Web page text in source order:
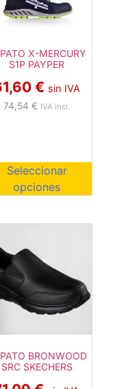
X-MERCURY
S1P PAYPER
€ sin IVA
74,54€ IVA incl.
Seleccionar
opciones
BRONWOOD
SRC SKECHERS